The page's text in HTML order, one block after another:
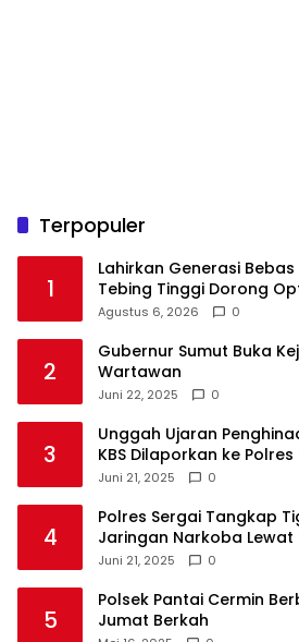
Terpopuler
1
Lahirkan Generasi
Tebing Tinggi Dorong
Agustus 6, 2026 0
2
Gubernur Sumut Buka
Wartawan
Juni 22, 2025 0
3
Unggah Ujaran
KBS Dilaporkan ke
Juni 21, 2025 0
4
Polres Sergai Tangkap
Jaringan Narkoba Lewat
Delivery
Juni 21, 2025 0
5
Polsek Pantai Cermin
Jumat Berkah